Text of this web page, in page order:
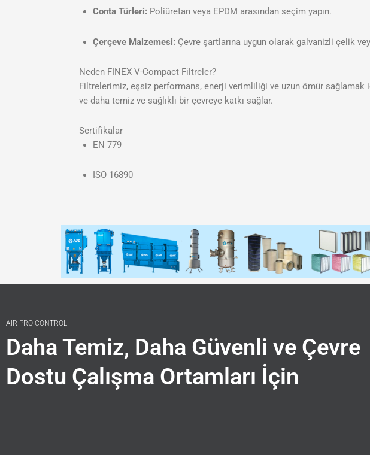
Conta Türleri: Poliüretan veya EPDM arasından seçim yapın.
Çerçeve Malzemesi: Çevre şartlarına uygun olarak galvanizli çelik
Neden FINEX V-Compact Filtreler?
Filtrelerimiz, eşsiz performans, enerji verimliliği ve uzun ömür
ve daha temiz ve sağlıklı bir çevreye katkı sağlar.
Sertifikalar
EN 779
ISO 16890
AIR PRO CONTROL
Daha Temiz, Daha Güvenli ve Çevre
Dostu Çalışma Ortamları İçin